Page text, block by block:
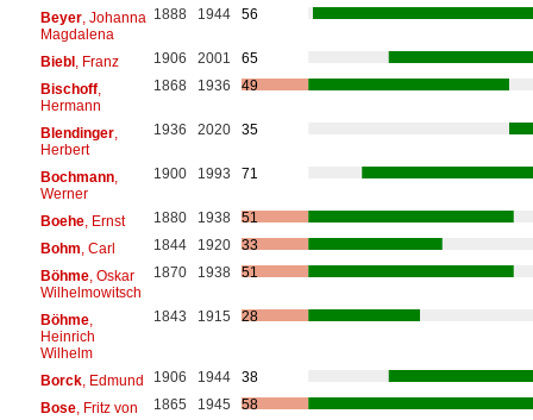
Beyer, Johanna
Magdalena
1888 1944 56
Biebl, Franz 1906 2001
65
Bischoff,
Hermann
1868 1936 49
Blendinger,
Herbert
1936 2020 35
Bochmann,
Werner
1900 1993 71
Boehe, Ernst 1880 1938
51
Bohm , Carl 1844 1920
33
Böhme, Oskar
Wilhelmowitsch
1870 1938 51
Böhme,
Heinrich
Wilhelm
1843 1915 28
Borck, Edmund 1906 1944
38
Bose, Fritz von 1865 1945
58